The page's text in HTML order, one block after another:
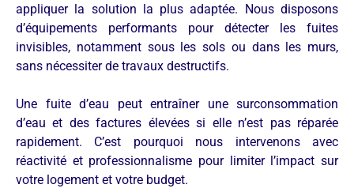
appliquer la solution la plus adaptée. Nous disposons
d’équipements performants pour détecter les fuites
invisibles, notamment sous les sols ou dans les murs,
sans nécessiter de travaux destructifs.
Une fuite d’eau peut entraîner une surconsommation
d’eau et des factures élevées si elle n’est pas réparée
rapidement. C’est pourquoi nous intervenons avec
réactivité et professionnalisme pour limiter l’impact sur
votre logement et votre budget.